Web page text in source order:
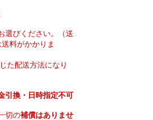
選びください。（送
料がかかりま
た配送方法になり
引換・日時指定不可
切の補償はありませ